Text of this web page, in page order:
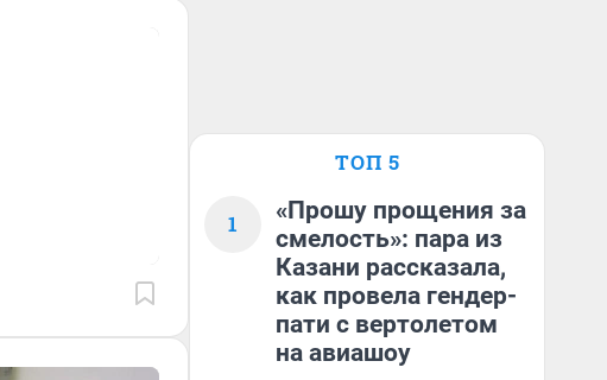
ТОП 5
1
«Прошу прощения за
смелость»: пара из
Казани рассказала,
как провела гендер-
пати с вертолетом
на авиашоу